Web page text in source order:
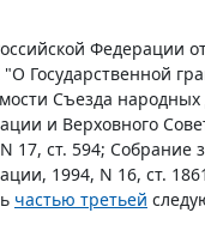
Федерации
Государственной
Съезда народных
и Верховного
17, ст. 594; Собрание
1994, N 16, ст.
частью третьей